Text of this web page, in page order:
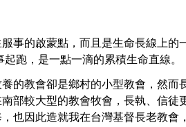
事的啟蒙點，而且是生命長線上的
跑，是一點一滴的累積生命直線。
的教會卻是鄉村的小型教會，然而
部較大型的教會牧會，長執、信徒
也因此造就我在台灣基督長老教會